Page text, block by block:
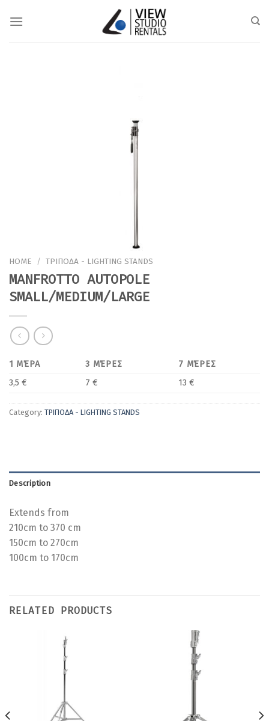
HOME / ΤΡΙΠΟΔΑ - LIGHTING STANDS
MANFROTTO AUTOPOLE
SMALL/MEDIUM/LARGE
1 ΜΈΡΑ 3 ΜΈΡΕΣ
7 ΜΈΡΕΣ
3,5 €
7 € 13 €
Category: ΤΡΙΠΟΔΑ - LIGHTING STANDS
Description
Extends from
210cm to 370 cm
150cm to 270cm
100cm to 170cm
RELATED PRODUCTS